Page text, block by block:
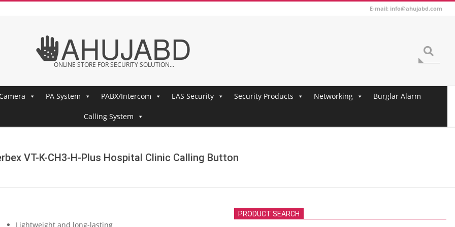
E-mail: info@ahujabd.com
AHUJABD
ONLINE STORE FOR SECURITY SOLUTION...
PA System PABX/Intercom EAS Security Security Products Networking Burglar Alarm
Calling System
VT-K-CH3-H-Plus Hospital Clinic Calling Button
Lightweight and long-lasting
PRODUCT SEARCH